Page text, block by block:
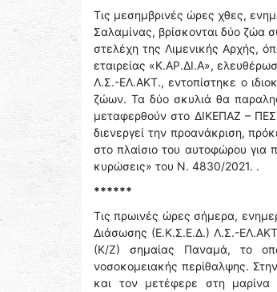
Τις μεσημβρινές ώρες χθες,
Σαλαμίνας, βρίσκονται δύο ζώα
στελέχη της Λιμενικής Αρχής,
εταιρείας «Κ.ΑΡ.ΔΙ.Α»,
Λ.Σ.-ΕΛ.ΑΚΤ., εντοπίστηκε ο
ζώων. Τα δύο σκυλιά θα
μεταφερθούν στο ΔΙΚΕΠΑΖ –
διενεργεί την προανάκριση,
στο πλαίσιο του αυτοφώρου για
κυρώσεις» του Ν. 4830/2021. .
******
Τις πρωινές ώρες σήμερα,
Διάσωσης (Ε.Κ.Σ.Ε.Δ.) Λ.Σ.-
(Κ/Ζ) σημαίας Παναμά, το
νοσοκομειακής περίθαλψης.
και τον μετέφερε στη